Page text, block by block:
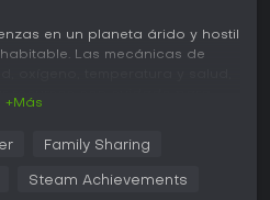
en un planeta árido y hostil
Las mecánicas de
para avanzar.
un pilar fundamental, ya que
+Más
Family Sharing
Steam Achievements